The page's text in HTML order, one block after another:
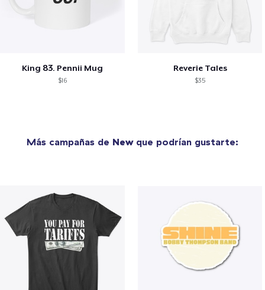
King 83. Pennii Mug
$16
Reverie Tales
$35
Más campañas de Newque podrían gustarte: